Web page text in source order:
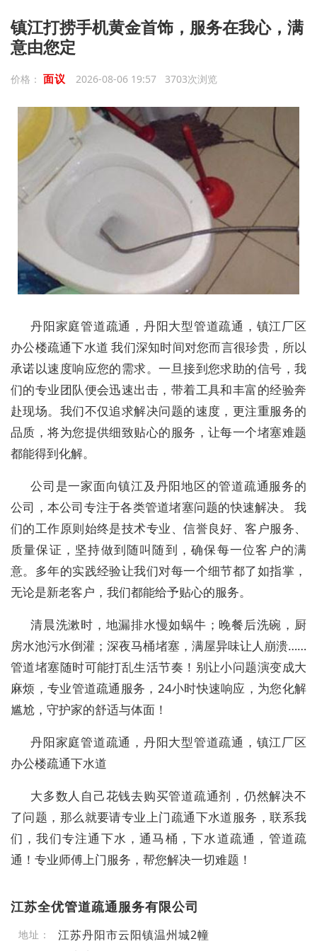
镇江打捞手机黄金首饰，服务在我心，满
意由您定
价格： 面议 2026-08-06 19:57 3703次浏览
丹阳家庭管道疏通，丹阳大型管道疏通，镇江厂区
办公楼疏通下水道 我们深知时间对您而言很珍贵，所以
承诺以速度响应您的需求。一旦接到您求助的信号，我
们的专业团队便会迅速出击，带着工具和丰富的经验奔
赴现场。我们不仅追求解决问题的速度，更注重服务的
品质，将为您提供细致贴心的服务，让每一个堵塞难题
都能得到化解。
公司是一家面向镇江及丹阳地区的管道疏通服务的
公司，本公司专注于各类管道堵塞问题的快速解决。 我
们的工作原则始终是技术专业、信誉良好、客户服务、
质量保证，坚持做到随叫随到，确保每一位客户的满
意。多年的实践经验让我们对每一个细节都了如指掌，
无论是新老客户，我们都能给予贴心的服务。
清晨洗漱时，地漏排水慢如蜗牛；晚餐后洗碗，厨
房水池污水倒灌；深夜马桶堵塞，满屋异味让人崩溃……
管道堵塞随时可能打乱生活节奏！别让小问题演变成大
麻烦，专业管道疏通服务，24小时快速响应，为您化解
尴尬，守护家的舒适与体面！
丹阳家庭管道疏通，丹阳大型管道疏通，镇江厂区
办公楼疏通下水道
大多数人自己花钱去购买管道疏通剂，仍然解决不
了问题，那么就要请专业上门疏通下水道服务，联系我
们，我们专注通下水，通马桶，下水道疏通，管道疏
通！专业师傅上门服务，帮您解决一切难题！
江苏全优管道疏通服务有限公司
地址： 江苏丹阳市云阳镇温州城2幢